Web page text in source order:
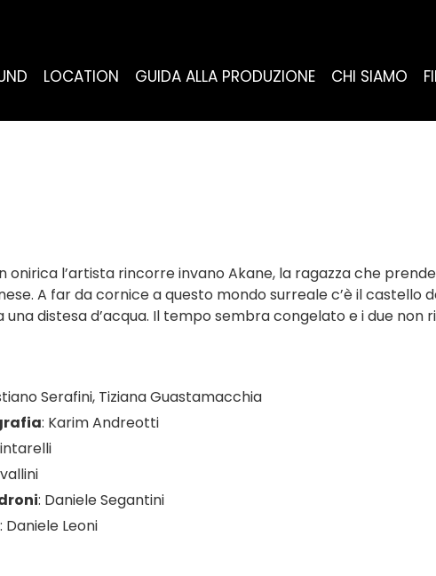
LOCATION GUIDA ALLA PRODUZIONE CHI SIAMO
onirica l’artista rincorre invano Akane, la ragazza che
A far da cornice a questo mondo surreale c’è il castello
distesa d’acqua. Il tempo sembra congelato e i due non
Serafini, Tiziana Guastamacchia
: Karim Andreotti
: Daniele Segantini
: Daniele Leoni